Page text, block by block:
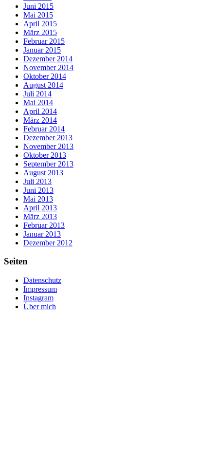
Juni 2015
Mai 2015
April 2015
März 2015
Februar 2015
Januar 2015
Dezember 2014
November 2014
Oktober 2014
August 2014
Juli 2014
Mai 2014
April 2014
März 2014
Februar 2014
Dezember 2013
November 2013
Oktober 2013
September 2013
August 2013
Juli 2013
Juni 2013
Mai 2013
April 2013
März 2013
Februar 2013
Januar 2013
Dezember 2012
Seiten
Datenschutz
Impressum
Instagram
Über mich